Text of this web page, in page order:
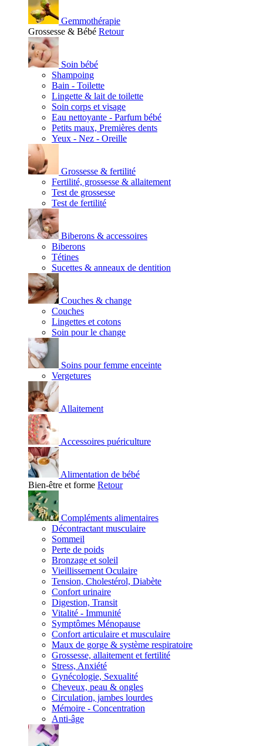
Gemmothérapie
Grossesse & Bébé Retour
Soin bébé
Shampoing
Bain - Toilette
Lingette & lait de toilette
Soin corps et visage
Eau nettoyante - Parfum bébé
Petits maux, Premières dents
Yeux - Nez - Oreille
Grossesse & fertilité
Fertilité, grossesse & allaitement
Test de grossesse
Test de fertilité
Biberons & accessoires
Biberons
Tétines
Sucettes & anneaux de dentition
Couches & change
Couches
Lingettes et cotons
Soin pour le change
Soins pour femme enceinte
Vergetures
Allaitement
Accessoires puériculture
Alimentation de bébé
Bien-être et forme Retour
Compléments alimentaires
Décontractant musculaire
Sommeil
Perte de poids
Bronzage et soleil
Vieillissement Oculaire
Tension, Cholestérol, Diabète
Confort urinaire
Digestion, Transit
Vitalité - Immunité
Symptômes Ménopause
Confort articulaire et musculaire
Maux de gorge & système respiratoire
Grossesse, allaitement et fertilité
Stress, Anxiété
Gynécologie, Sexualité
Cheveux, peau & ongles
Circulation, jambes lourdes
Mémoire - Concentration
Anti-âge